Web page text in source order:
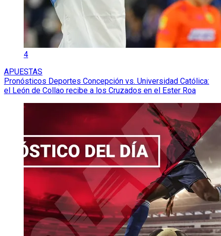
4
APUESTAS
Pronósticos Deportes Concepción vs. Universidad Católica:
el León de Collao recibe a los Cruzados en el Ester Roa